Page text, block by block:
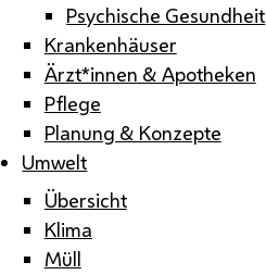
Psychische Gesundheit
Krankenhäuser
Ärzt*innen & Apotheken
Pflege
Planung & Konzepte
Umwelt
Übersicht
Klima
Müll